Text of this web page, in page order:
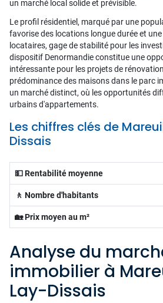
un marché local solide et prévisible.
Le profil résidentiel, marqué par une
favorise des locations longue durée et
locataires, gage de stabilité pour les
dispositif Denormandie constitue une
intéressante pour les projets de
prédominance des maisons dans le parc
un marché distinct, où les opportunités
urbains d'appartements.
Les chiffres clés de
Dissais
💵 Rentabilité moyenne
🚶 Nombre d'habitants
🏡 Prix moyen au m²
Analyse du
immobilier à
Lay-Dissais